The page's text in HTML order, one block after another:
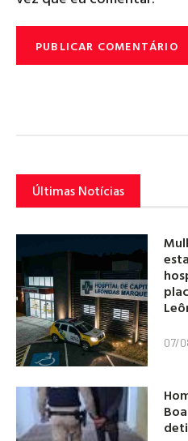
Últimas Notícias
07/